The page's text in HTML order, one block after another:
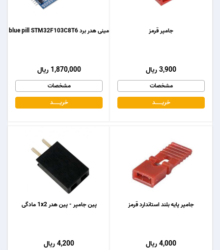
مینی هدر برد blue pill STM32F103C8T6
1,870,000 ریال
مشخصات
خریـــــــد
جامپر قرمز
3,900 ریال
مشخصات
خریـــــــد
پین جامپر - پین هدر 1x2 مادگی
4,200 ریال
جامپر پایه بلند استاندارد قرمز
4,000 ریال